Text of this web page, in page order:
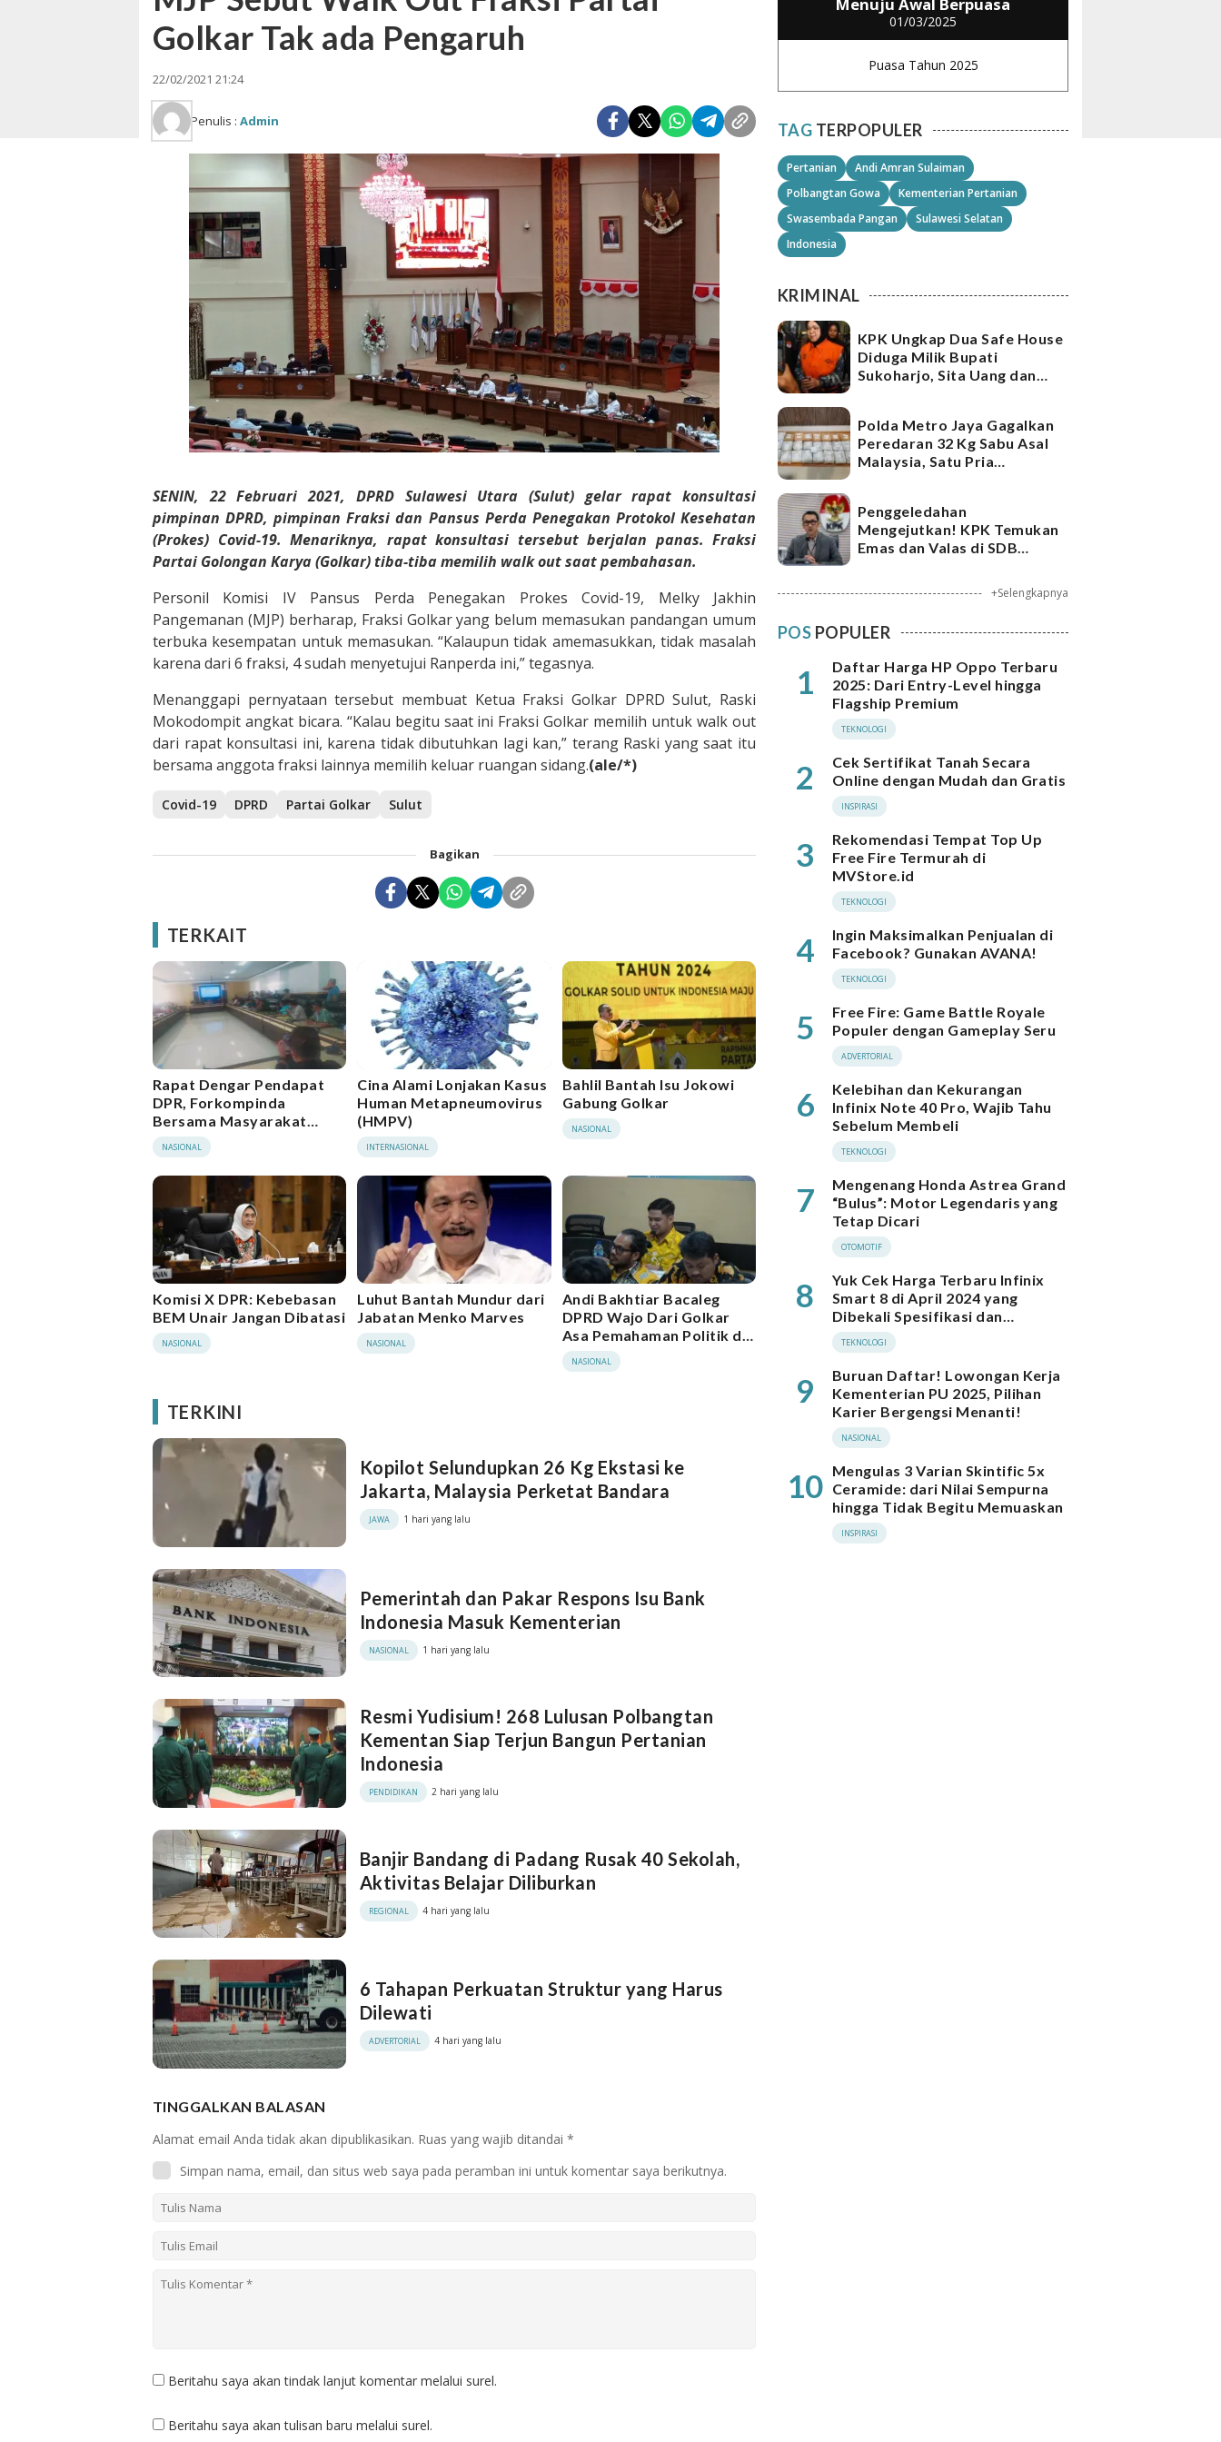
Golkar Tak ada Pengaruh
22/02/2021 21:24
Penulis : Admin
SENIN, 22 Februari 2021, DPRD Sulawesi Utara (Sulut) gelar rapat konsultasi
pimpinan DPRD, pimpinan Fraksi dan Pansus Perda Penegakan Protokol Kesehatan
(Prokes) Covid-19. Menariknya, rapat konsultasi tersebut berjalan panas. Fraksi
Partai Golongan Karya (Golkar) tiba-tiba memilih walk out saat pembahasan.
Personil Komisi IV Pansus Perda Penegakan Prokes Covid-19, Melky Jakhin
Pangemanan (MJP) berharap, Fraksi Golkar yang belum memasukan pandangan umum
terbuka kesempatan untuk memasukan. “Kalaupun tidak amemasukkan, tidak masalah
karena dari 6 fraksi, 4 sudah menyetujui Ranperda ini,” tegasnya.
Menanggapi pernyataan tersebut membuat Ketua Fraksi Golkar DPRD Sulut, Raski
Mokodompit angkat bicara. “Kalau begitu saat ini Fraksi Golkar memilih untuk walk out
dari rapat konsultasi ini, karena tidak dibutuhkan lagi kan,” terang Raski yang saat itu
bersama anggota fraksi lainnya memilih keluar ruangan sidang.(ale/*)
Covid-19 DPRD Partai Golkar Sulut
Bagikan
TERKAIT
Rapat Dengar Pendapat
DPR, Forkompinda
Bersama Masyarakat
Tapak Kuda, Beberkan
Sejumlah Dokumen
NASIONAL
Cina Alami Lonjakan Kasus
Human Metapneumovirus
(HMPV)
INTERNASIONAL
Bahlil Bantah Isu Jokowi
Gabung Golkar
NASIONAL
Komisi X DPR: Kebebasan
BEM Unair Jangan Dibatasi
NASIONAL
Luhut Bantah Mundur dari
Jabatan Menko Marves
NASIONAL
Andi Bakhtiar Bacaleg
DPRD Wajo Dari Golkar
Asa Pemahaman Politik di
YPL 13
NASIONAL
TERKINI
Kopilot Selundupkan 26 Kg Ekstasi ke
Jakarta, Malaysia Perketat Bandara
JAWA 1 hari yang lalu
Pemerintah dan Pakar Respons Isu Bank
Indonesia Masuk Kementerian
NASIONAL 1 hari yang lalu
Resmi Yudisium! 268 Lulusan Polbangtan
Kementan Siap Terjun Bangun Pertanian
Indonesia
PENDIDIKAN 2 hari yang lalu
Banjir Bandang di Padang Rusak 40 Sekolah,
Aktivitas Belajar Diliburkan
REGIONAL 4 hari yang lalu
6 Tahapan Perkuatan Struktur yang Harus
Dilewati
ADVERTORIAL 4 hari yang lalu
TINGGALKAN BALASAN
Alamat email Anda tidak akan dipublikasikan. Ruas yang wajib ditandai *
Simpan nama, email, dan situs web saya pada peramban ini untuk komentar saya berikutnya.
Beritahu saya akan tindak lanjut komentar melalui surel.
Beritahu saya akan tulisan baru melalui surel.
Menuju Awal Berpuasa
01/03/2025
Puasa Tahun 2025
TAG TERPOPULER
Pertanian
Andi Amran Sulaiman
Polbangtan Gowa
Kementerian Pertanian
Swasembada Pangan
Sulawesi Selatan
Indonesia
KRIMINAL
KPK Ungkap Dua Safe House
Diduga Milik Bupati
Sukoharjo, Sita Uang dan
Polda Metro Jaya Gagalkan
Peredaran 32 Kg Sabu Asal
Malaysia, Satu Pria
Penggeledahan
Mengejutkan! KPK Temukan
Emas dan Valas di SDB
+Selengkapnya
POS POPULER
1
Daftar Harga HP Oppo Terbaru
2025: Dari Entry-Level hingga
Flagship Premium
TEKNOLOGI
2
Cek Sertifikat Tanah Secara
Online dengan Mudah dan Gratis
INSPIRASI
3
Rekomendasi Tempat Top Up
Free Fire Termurah di
MVStore.id
TEKNOLOGI
4
Ingin Maksimalkan Penjualan di
Facebook? Gunakan AVANA!
TEKNOLOGI
5
Free Fire: Game Battle Royale
Populer dengan Gameplay Seru
ADVERTORIAL
6
Kelebihan dan Kekurangan
Infinix Note 40 Pro, Wajib Tahu
Sebelum Membeli
TEKNOLOGI
7
Mengenang Honda Astrea Grand
“Bulus”: Motor Legendaris yang
Tetap Dicari
OTOMOTIF
8
Yuk Cek Harga Terbaru Infinix
Smart 8 di April 2024 yang
Dibekali Spesifikasi dan
Performa Menarik
TEKNOLOGI
9
Buruan Daftar! Lowongan Kerja
Kementerian PU 2025, Pilihan
Karier Bergengsi Menanti!
NASIONAL
10 Mengulas 3 Varian Skintific 5x
Ceramide: dari Nilai Sempurna
hingga Tidak Begitu Memuaskan
INSPIRASI